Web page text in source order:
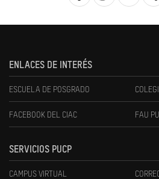
ENLACES DE INTERÉS
ESCUELA DE POSGRADO
FACEBOOK DEL CIAC FAU
SERVICIOS PUCP
CAMPUS VIRTUAL